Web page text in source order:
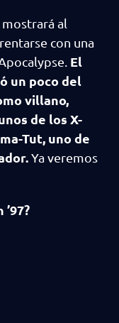
al
con una
El
un poco del
villano,
de los X-
Tut, uno de
Ya veremos